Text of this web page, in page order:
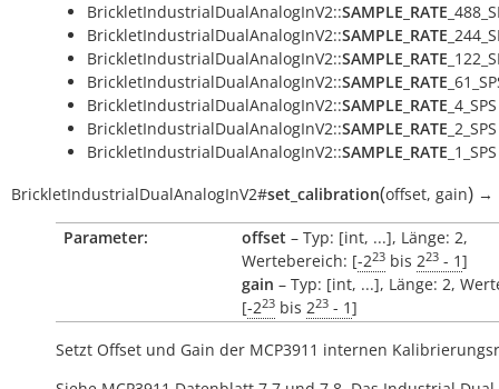
BrickletIndustrialDualAnalogInV2::SAMPLE_RATE
BrickletIndustrialDualAnalogInV2::SAMPLE_RATE
BrickletIndustrialDualAnalogInV2::SAMPLE_RATE
BrickletIndustrialDualAnalogInV2::SAMPLE_RATE
BrickletIndustrialDualAnalogInV2::SAMPLE_RATE
BrickletIndustrialDualAnalogInV2::SAMPLE_RATE
BrickletIndustrialDualAnalogInV2::SAMPLE_RATE
BrickletIndustrialDualAnalogInV2#set_calibration(offset, gain) →
Parameter: offset – Typ: [int, ...], Länge: 2,
Wertebereich: [-223 bis 223 - 1]
gain – Typ: [int, ...], Länge: 2,
[-223 bis 223 - 1]
Setzt Offset und Gain der MCP3911 internen